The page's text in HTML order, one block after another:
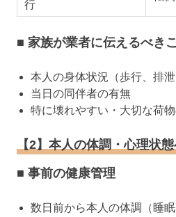
行
■ 家族が業者に伝えるべき
本人の身体状況（歩行、排泄
当日の同伴者の有無
特に壊れやすい・大切な荷
【2】本人の体調・心理状
■ 事前の健康管理
数日前から本人の体調（睡